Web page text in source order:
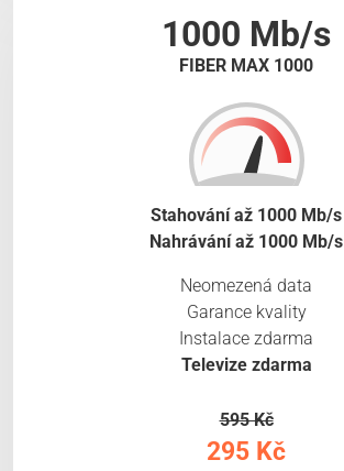
1000 Mb/s
FIBER MAX 1000
Stahování až 1000 Mb/s
Nahrávání až 1000 Mb/s
Neomezená data
Garance kvality
Instalace zdarma
Televize zdarma
595 Kč
295 Kč